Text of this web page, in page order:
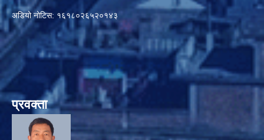
अडियो नोटिस: १६१८०२६५२०१४३
प्रवक्ता